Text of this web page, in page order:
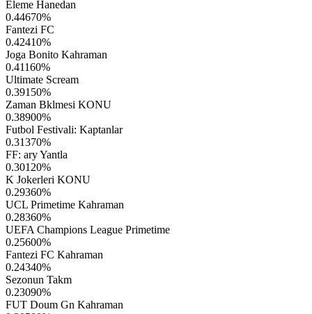
Eleme Hanedan
0.44670%
Fantezi FC
0.42410%
Joga Bonito Kahraman
0.41160%
Ultimate Scream
0.39150%
Zaman Bklmesi KONU
0.38900%
Futbol Festivali: Kaptanlar
0.31370%
FF: ary Yantla
0.30120%
K Jokerleri KONU
0.29360%
UCL Primetime Kahraman
0.28360%
UEFA Champions League Primetime
0.25600%
Fantezi FC Kahraman
0.24340%
Sezonun Takm
0.23090%
FUT Doum Gn Kahraman